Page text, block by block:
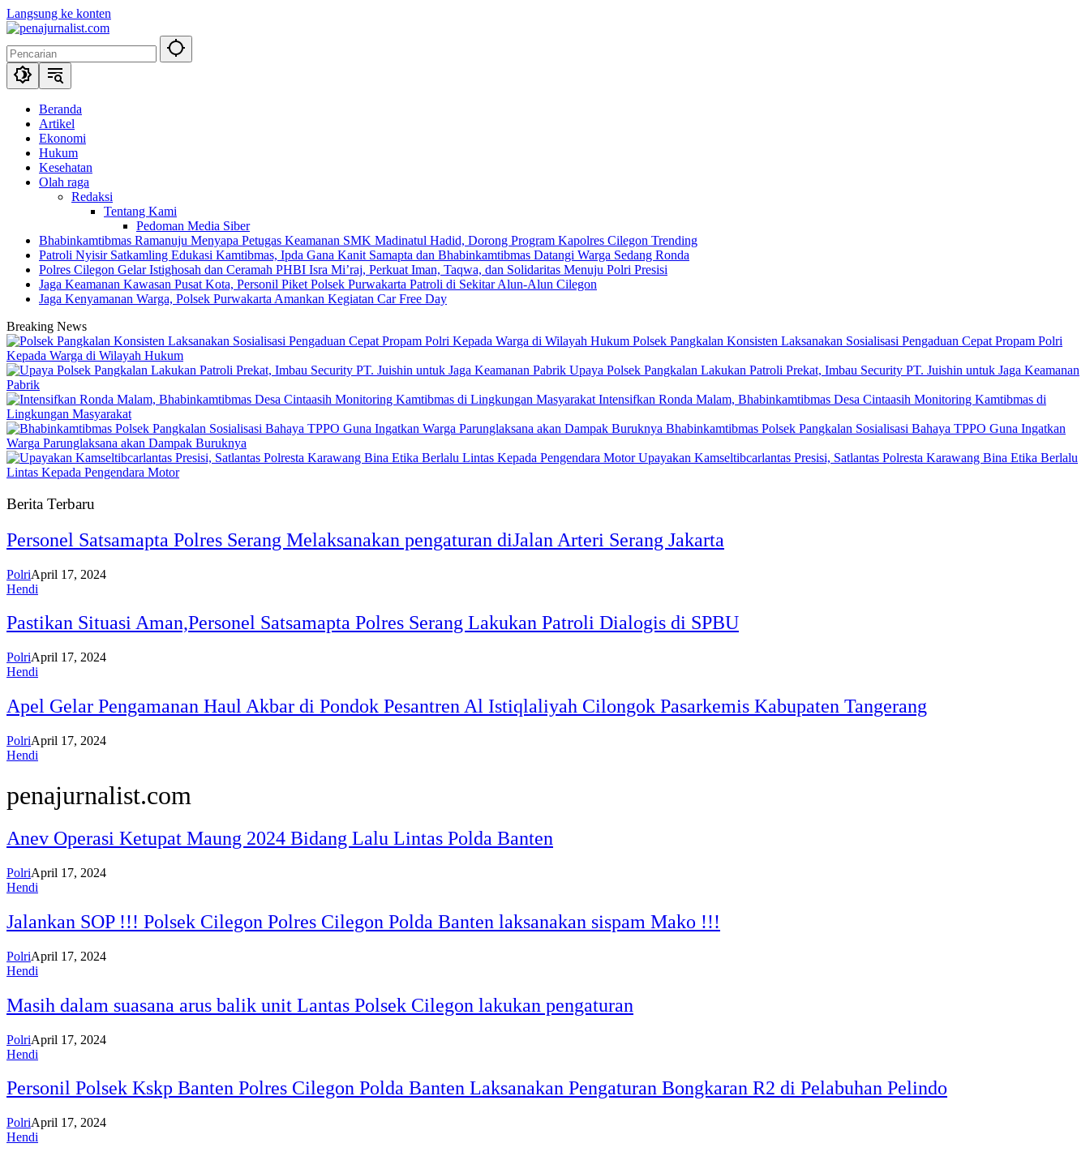
Langsung ke konten
Beranda
Artikel
Ekonomi
Hukum
Kesehatan
Olah raga
Redaksi
Tentang Kami
Pedoman Media Siber
Bhabinkamtibmas Ramanuju Menyapa Petugas Keamanan SMK Madinatul Hadid, Dorong Program Kapolres Cilegon Trending
Patroli Nyisir Satkamling Edukasi Kamtibmas, Ipda Gana Kanit Samapta dan Bhabinkamtibmas Datangi Warga Sedang Ronda
Polres Cilegon Gelar Istighosah dan Ceramah PHBI Isra Mi’raj, Perkuat Iman, Taqwa, dan Solidaritas Menuju Polri Presisi
Jaga Keamanan Kawasan Pusat Kota, Personil Piket Polsek Purwakarta Patroli di Sekitar Alun-Alun Cilegon
Jaga Kenyamanan Warga, Polsek Purwakarta Amankan Kegiatan Car Free Day
Breaking News
Polsek Pangkalan Konsisten Laksanakan Sosialisasi Pengaduan Cepat Propam Polri
Kepada Warga di Wilayah Hukum
Upaya Polsek Pangkalan Lakukan Patroli Prekat, Imbau Security PT. Juishin untuk Jaga Keamanan
Pabrik
Intensifkan Ronda Malam, Bhabinkamtibmas Desa Cintaasih Monitoring Kamtibmas di
Lingkungan Masyarakat
Bhabinkamtibmas Polsek Pangkalan Sosialisasi Bahaya TPPO Guna Ingatkan
Warga Parunglaksana akan Dampak Buruknya
Upayakan Kamseltibcarlantas Presisi, Satlantas Polresta Karawang Bina Etika Berlalu
Lintas Kepada Pengendara Motor
Berita Terbaru
Personel Satsamapta Polres Serang Melaksanakan pengaturan diJalan Arteri Serang Jakarta
PolriApril 17, 2024
Hendi
Pastikan Situasi Aman,Personel Satsamapta Polres Serang Lakukan Patroli Dialogis di SPBU
PolriApril 17, 2024
Hendi
Apel Gelar Pengamanan Haul Akbar di Pondok Pesantren Al Istiqlaliyah Cilongok Pasarkemis Kabupaten Tangerang
PolriApril 17, 2024
Hendi
penajurnalist.com
Anev Operasi Ketupat Maung 2024 Bidang Lalu Lintas Polda Banten
PolriApril 17, 2024
Hendi
Jalankan SOP !!! Polsek Cilegon Polres Cilegon Polda Banten laksanakan sispam Mako !!!
PolriApril 17, 2024
Hendi
Masih dalam suasana arus balik unit Lantas Polsek Cilegon lakukan pengaturan
PolriApril 17, 2024
Hendi
Personil Polsek Kskp Banten Polres Cilegon Polda Banten Laksanakan Pengaturan Bongkaran R2 di Pelabuhan Pelindo
PolriApril 17, 2024
Hendi